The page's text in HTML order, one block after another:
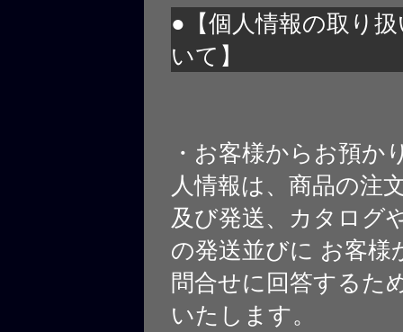
●【個人情報の取り
いて】
・お客様からお預か
人情報は、商品の注
及び発送、カタログ
の発送並びに お客様
問合せに回答するた
いたします。